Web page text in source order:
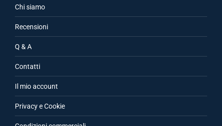
Chi siamo
Recensioni
Q & A
Contatti
Il mio account
Privacy e Cookie